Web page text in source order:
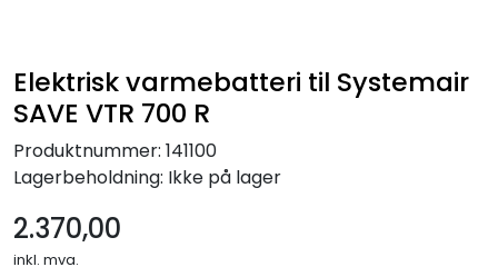
Elektrisk varmebatteri til Systemair
SAVE VTR 700 R
Produktnummer: 141100
Lagerbeholdning: Ikke på lager
2.370,00
inkl. mva.